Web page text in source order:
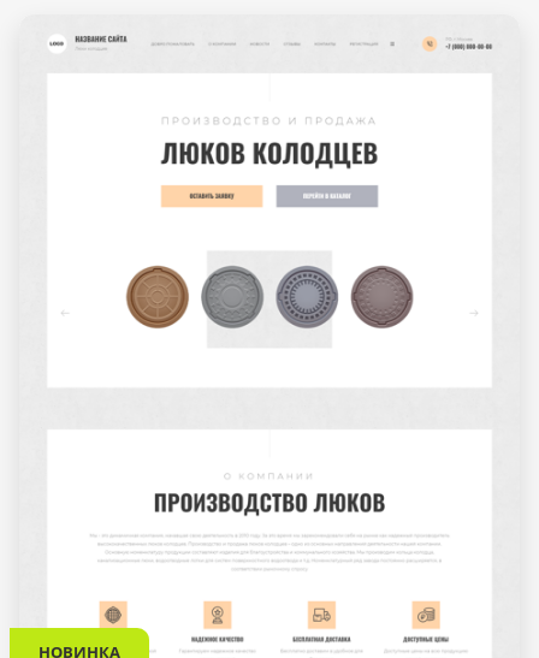
НОВИНКА